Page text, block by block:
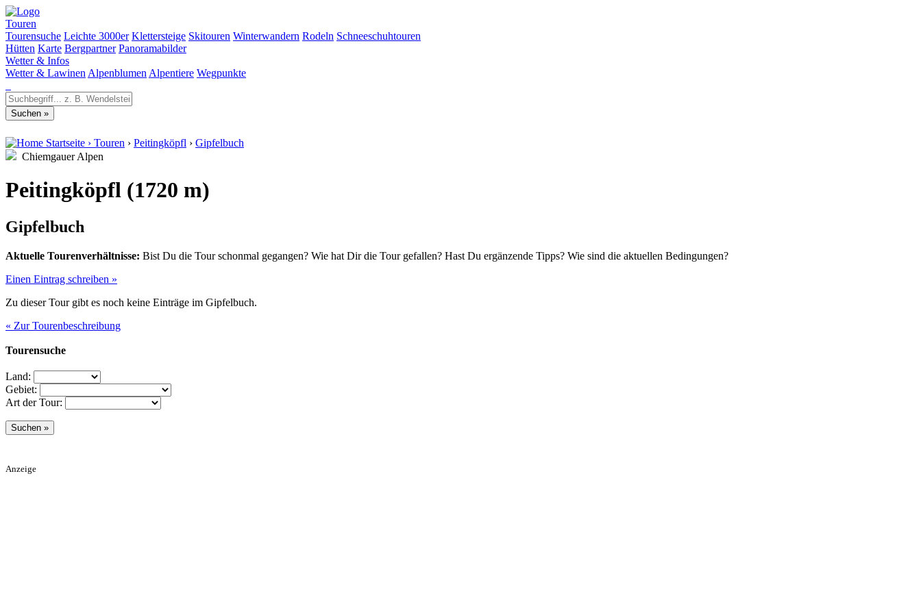
Touren
Tourensuche Leichte 3000er Klettersteige Skitouren Winterwandern Rodeln Schneeschuhtouren
Hütten Karte Bergpartner Panoramabilder
Wetter & Infos
Wetter & Lawinen Alpenblumen Alpentiere Wegpunkte
Startseite › Touren › Peitingköpfl › Gipfelbuch
Chiemgauer Alpen
Peitingköpfl (1720 m)
Gipfelbuch
Aktuelle Tourenverhältnisse: Bist Du die Tour schonmal gegangen? Wie hat Dir die Tour gefallen? Hast Du ergänzende Tipps? Wie sind die aktuellen Bedingungen?
Einen Eintrag schreiben »
Zu dieser Tour gibt es noch keine Einträge im Gipfelbuch.
« Zur Tourenbeschreibung
Tourensuche
Land:
Gebiet:
Art der Tour:
Anzeige